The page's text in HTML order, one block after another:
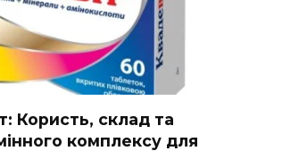
Користь, склад та
комплексу для